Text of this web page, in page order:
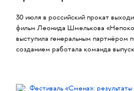
30 июля в российский прокат
фильм Леонида Шмелькова
выступила генеральным партнёром
созданием работала команда